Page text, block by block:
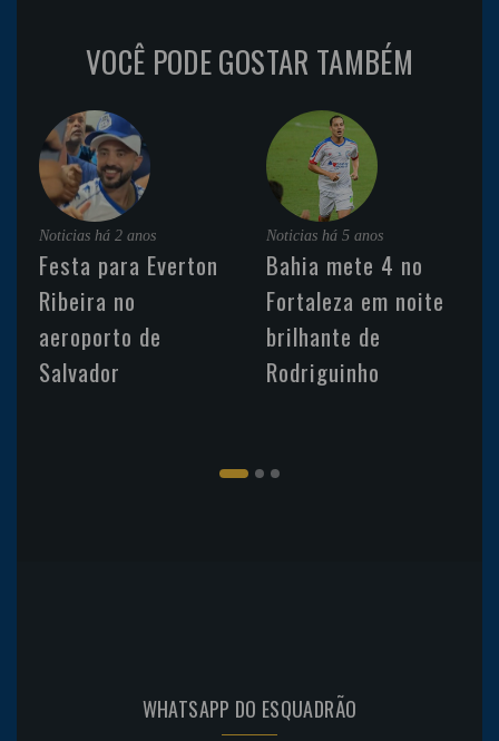
VOCÊ PODE GOSTAR TAMBÉM
Noticias há 2 anos
Festa para Everton
Ribeira no
aeroporto de
Salvador
Noticias há 5 anos
Bahia mete 4 no
Fortaleza em noite
brilhante de
Rodriguinho
WHATSAPP DO ESQUADRÃO